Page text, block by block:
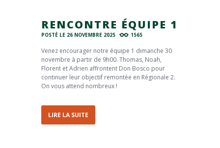
RENCONTRE ÉQUIPE 1
POSTÉ LE 26 NOVEMBRE 2025 1565
Venez encourager notre équipe 1 dimanche 30
novembre à partir de 9h00. Thomas, Noah,
Florent et Adrien affrontent Don Bosco pour
continuer leur objectif remontée en Régionale 2.
On vous attend nombreux !
LIRE LA SUITE